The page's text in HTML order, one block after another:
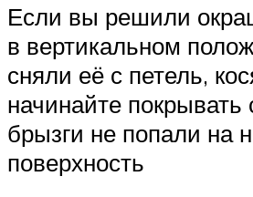
Если вы решили
в вертикальном
сняли её с петель,
начинайте покрывать
брызги не попали на
поверхность